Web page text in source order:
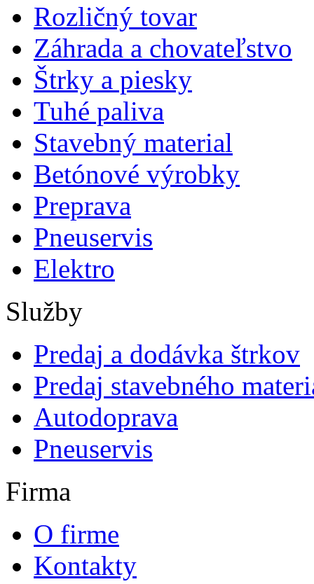
Rozličný tovar
Záhrada a chovateľstvo
Štrky a piesky
Tuhé paliva
Stavebný material
Betónové výrobky
Preprava
Pneuservis
Elektro
Služby
Predaj a dodávka štrkov
Predaj stavebného
Autodoprava
Pneuservis
Firma
O firme
Kontakty